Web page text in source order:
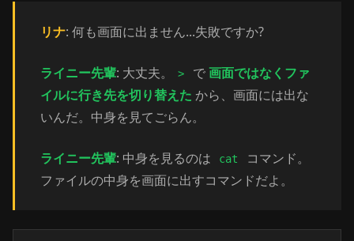
リナ: 何も画面に出ません...失敗ですか?
ライニー先輩: 大丈夫。 > で画面ではなくファ
イルに行き先を切り替えた から、画面には出な
いんだ。中身を見てごらん。
ライニー先輩: 中身を見るのは cat
コマンド。
ファイルの中身を画面に出すコマンドだよ。